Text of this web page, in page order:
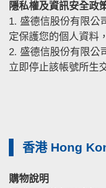
隱私權及資訊安全政
1. 盛德信股份有限公
定保護您的個人資料
2. 盛德信股份有限公
立即停止該帳號所生
香港 Hong
購物說明